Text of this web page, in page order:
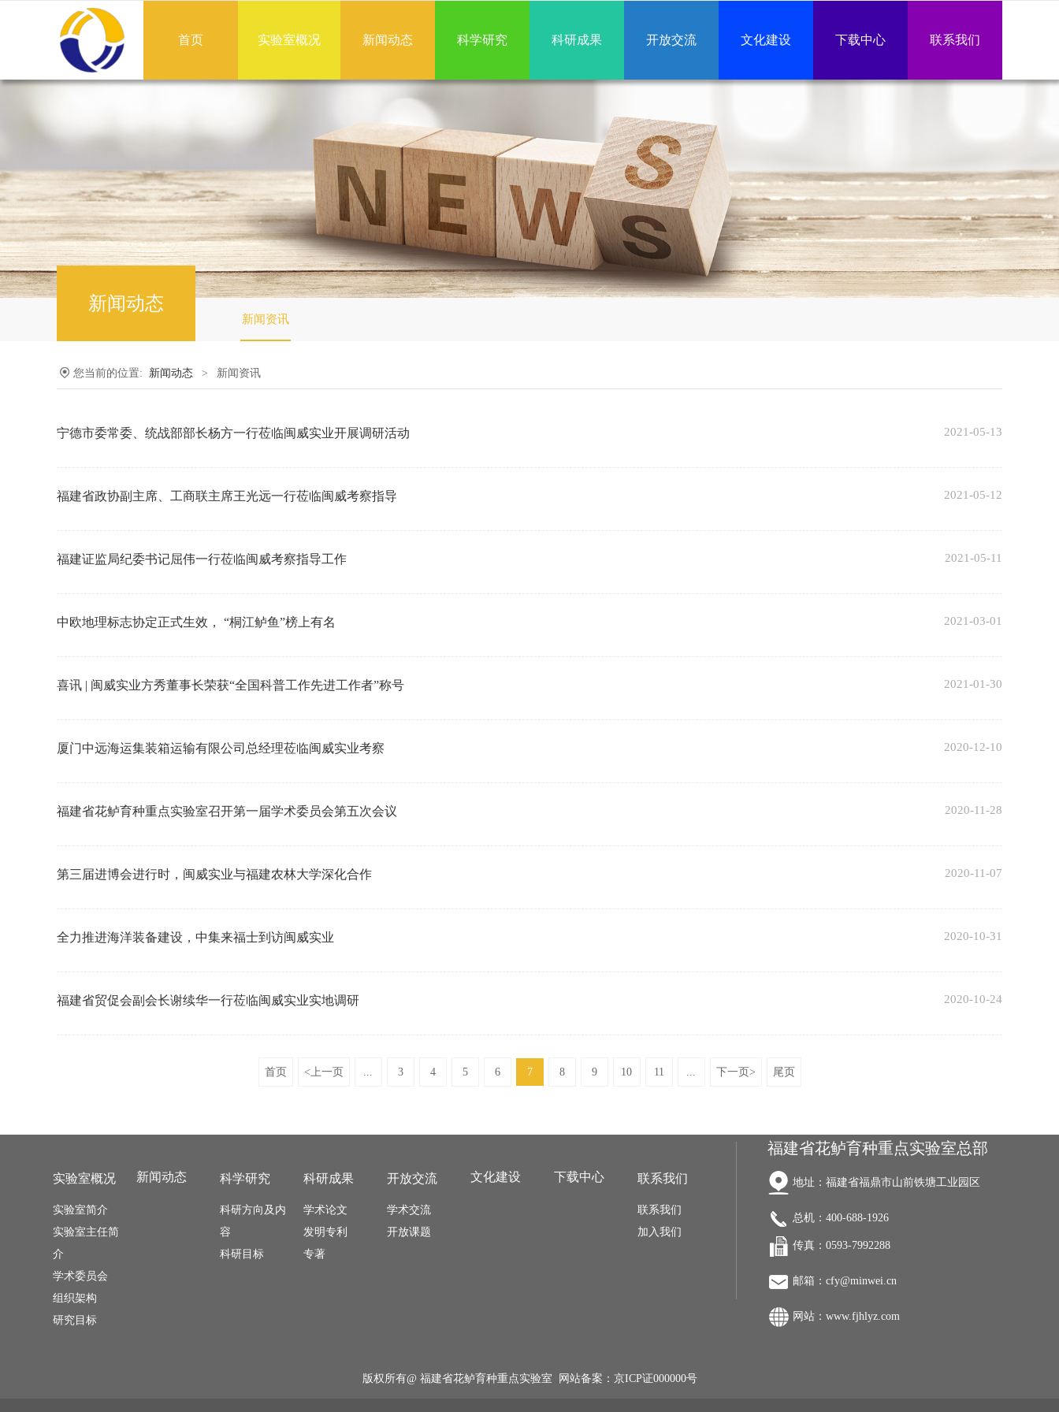
首页 实验室概况 新闻动态 科学研究 科研成果 开放交流 文化建设 下载中心 联系我们
新闻动态
新闻资讯
您当前的位置: 新闻动态 > 新闻资讯
宁德市委常委、统战部部长杨方一行莅临闽威实业开展调研活动 2021-05-13
福建省政协副主席、工商联主席王光远一行莅临闽威考察指导 2021-05-12
福建证监局纪委书记屈伟一行莅临闽威考察指导工作 2021-05-11
中欧地理标志协定正式生效， “桐江鲈鱼”榜上有名 2021-03-01
喜讯 | 闽威实业方秀董事长荣获“全国科普工作先进工作者”称号 2021-01-30
厦门中远海运集装箱运输有限公司总经理莅临闽威实业考察 2020-12-10
福建省花鲈育种重点实验室召开第一届学术委员会第五次会议 2020-11-28
第三届进博会进行时，闽威实业与福建农林大学深化合作 2020-11-07
全力推进海洋装备建设，中集来福士到访闽威实业 2020-10-31
福建省贸促会副会长谢续华一行莅临闽威实业实地调研 2020-10-24
首页 <上一页 ... 3 4 5 6 7 8 9 10 11 ... 下一页> 尾页
实验室概况
实验室简介
实验室主任简
介
学术委员会
组织架构
研究目标
新闻动态 科学研究
科研方向及内
容
科研目标
科研成果
学术论文
发明专利
专著
开放交流
学术交流
开放课题
文化建设 下载中心 联系我们
联系我们
加入我们
福建省花鲈育种重点实验室总部
地址：福建省福鼎市山前铁塘工业园区
总机：400-688-1926
传真：0593-7992288
邮箱：cfy@minwei.cn
网站：www.fjhlyz.com
版权所有@ 福建省花鲈育种重点实验室 网站备案： 京ICP证000000号